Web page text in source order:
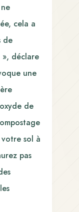
cela a
de
déclare
une
de
sol à
pas